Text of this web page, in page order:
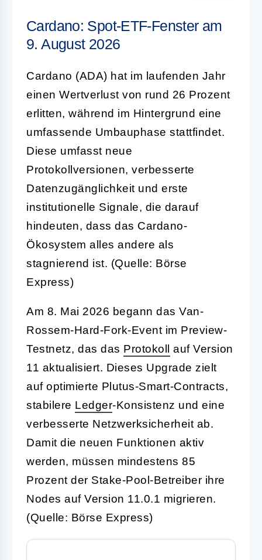
Cardano: Spot-ETF-Fenster am
9. August 2026
Cardano (ADA) hat im laufenden Jahr
einen Wertverlust von rund 26 Prozent
erlitten, während im Hintergrund eine
umfassende Umbauphase stattfindet.
Diese umfasst neue
Protokollversionen, verbesserte
Datenzugänglichkeit und erste
institutionelle Signale, die darauf
hindeuten, dass das Cardano-
Ökosystem alles andere als
stagnierend ist. (Quelle: Börse
Express)
Am 8. Mai 2026 begann das Van-
Rossem-Hard-Fork-Event im Preview-
Testnetz, das das Protokoll auf Version
11 aktualisiert. Dieses Upgrade zielt
auf optimierte Plutus-Smart-Contracts,
stabilere Ledger-Konsistenz und eine
verbesserte Netzwerksicherheit ab.
Damit die neuen Funktionen aktiv
werden, müssen mindestens 85
Prozent der Stake-Pool-Betreiber ihre
Nodes auf Version 11.0.1 migrieren.
(Quelle: Börse Express)